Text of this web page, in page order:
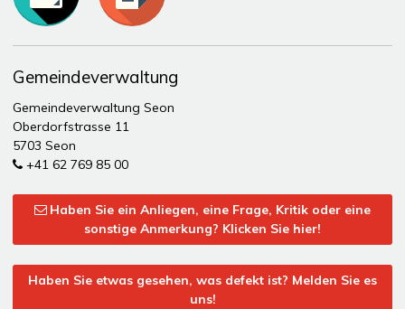
Gemeindeverwaltung
Gemeindeverwaltung Seon
Oberdorfstrasse 11
5703 Seon
+41 62 769 85 00
Haben Sie ein Anliegen, eine Frage, Kritik oder eine
sonstige Anmerkung? Klicken Sie hier!
Haben Sie etwas gesehen, was defekt ist? Melden Sie es
uns!